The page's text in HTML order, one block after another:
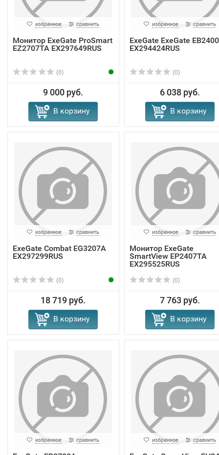
избранное сравнить
Монитор ExeGate ProSmart
EZ2707TA EX297649RUS
(0)
9 000 руб.
В корзину
избранное сравнить
ExeGate ExeGate EB2400
EX294424RUS
(0)
6 038 руб.
В корзину
избранное сравнить
ExeGate Combat EG3207A
EX297299RUS
(0)
18 719 руб.
В корзину
избранное сравнить
Монитор ExeGate
SmartView EP2407TA
EX295525RUS
(0)
7 763 руб.
В корзину
избранное сравнить избранное сравнить